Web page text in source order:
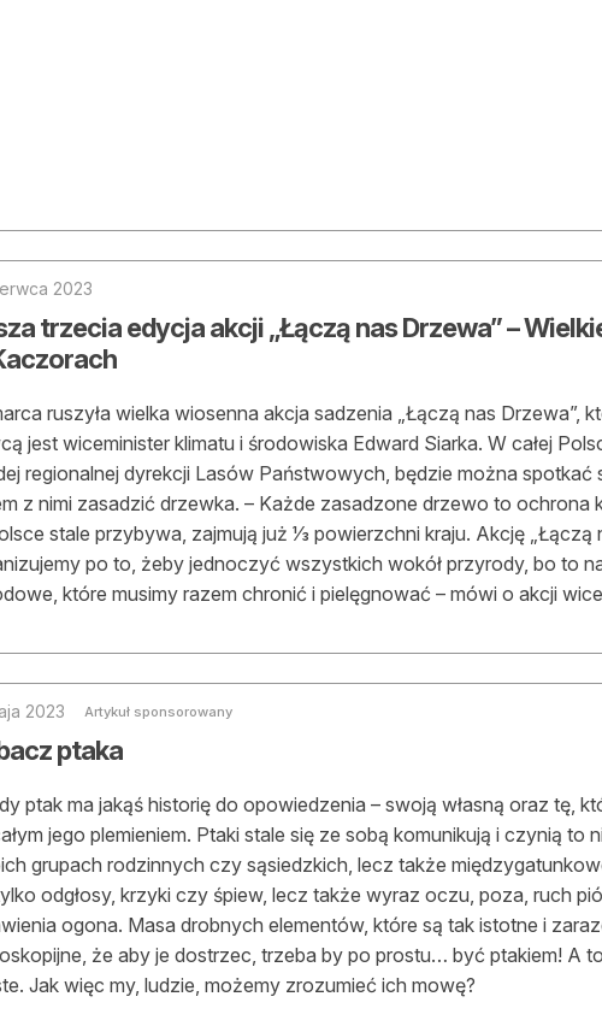
2023
trzecia edycja akcji „Łączą nas Drzewa” –
ruszyła wielka wiosenna akcja sa­dzenia „Łączą nas Drzewa”,
jest wiceminister klimatu i środowiska Edward Siarka. W całej
regionalnej dyrekcji Lasów Państwowych, będzie można spotkać
z nimi zasadzić drzewka. – Każde zasadzone drzewo to ochrona
stale przybywa, zajmują już 1⁄3 powierzchni kraju. Akcję „Łączą
po to, żeby jednoczyć wszystkich wokół przyrody, bo to
które musimy razem chronić i pielęgnować – mówi o akcji
2023 Artykuł sponsorowany
ptaka
ptak ma jakąś historię do opowiedzenia – swoją własną oraz tę,
jego plemieniem. Ptaki stale się ze sobą komunikują i czynią to
grupach rodzinnych czy sąsiedzkich, lecz także
odgłosy, krzyki czy śpiew, lecz także wyraz oczu, poza, ruch
ogona. Masa drobnych elementów, które są tak istotne i
że aby je dostrzec, trzeba by po prostu… być ptakiem! A
Jak więc my, ludzie, możemy zrozumieć ich mowę?